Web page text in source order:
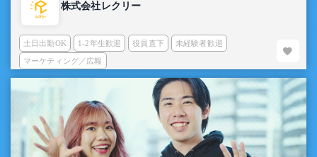
株式会社レクリー
土日出勤OK 1-2年生歓迎 役員直下 未経験者歓迎
マーケティング／広報